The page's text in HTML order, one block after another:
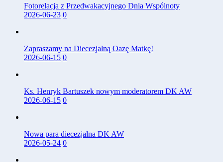
Fotorelacja z Przedwakacyjnego Dnia Wspólnoty
2026-06-23 0
Zapraszamy na Diecezjalną Oazę Matkę!
2026-06-15 0
Ks. Henryk Bartuszek nowym moderatorem DK AW
2026-06-15 0
Nowa para diecezjalna DK AW
2026-05-24 0